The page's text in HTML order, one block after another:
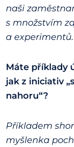
naši
s množstvím
a experimentů.
Máte příklady
jak z iniciativ
nahoru“?
Příkladem
myšlenka